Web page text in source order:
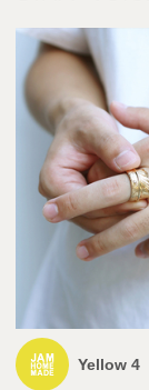
Yellow 4